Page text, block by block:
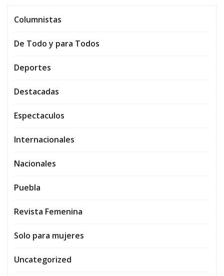
Columnistas
De Todo y para Todos
Deportes
Destacadas
Espectaculos
Internacionales
Nacionales
Puebla
Revista Femenina
Solo para mujeres
Uncategorized